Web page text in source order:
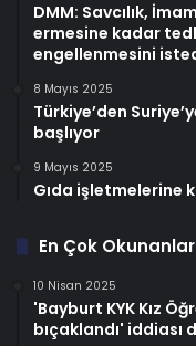
DMM: Savcılık,
ermesine kadar
engellenmesini
8 Mayıs 2025
Türkiye’den
başlıyor
9 Mayıs 2025
Gıda işletmelerine
En Çok Okunanlar
10 Nisan 2025
'Bayburt KYK Kız
bıçaklandı' iddiası